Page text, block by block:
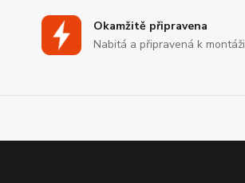
Okamžitě připravena
Nabitá a připravená k montáži